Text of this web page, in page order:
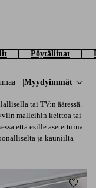
Pöytäliinat
Lajittele:
Myydyimmät
tai TV:n ääressä.
malleihin keittoa tai
että esille asetettuina.
ja kauniilta
Lisää